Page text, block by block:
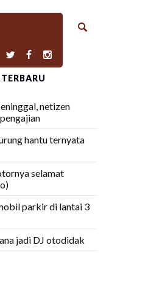
netizen
hantu ternyata
selamat
parkir di lantai 3
jadi DJ otodidak